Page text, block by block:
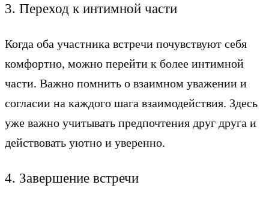
3. Переход к интимной части
Когда оба участника встречи почувствуют себя
комфортно, можно перейти к более интимной
части. Важно помнить о взаимном уважении и
согласии на каждого шага взаимодействия. Здесь
уже важно учитывать предпочтения друг друга и
действовать уютно и уверенно.
4. Завершение встречи